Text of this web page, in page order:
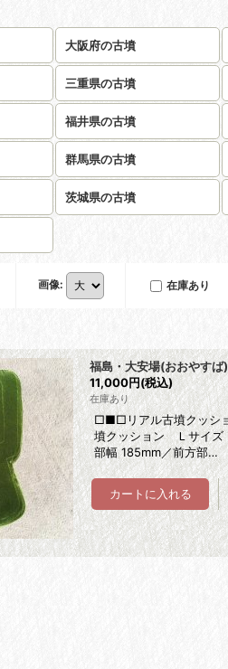
大阪府の古墳
三重県の古墳
福井県の古墳
群馬県の古墳
茨城県の古墳
画像: 在庫あり
福島・大安場(おおやす
11,000円(税込)
在庫あり
□■□リアル古墳クッシ
墳クッション Ｌサイズ
部幅 185mm／前方部…